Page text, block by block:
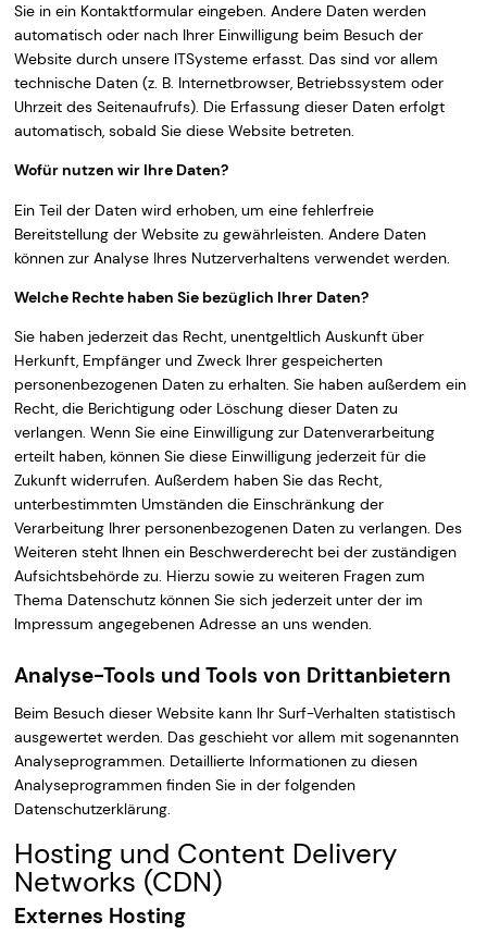
Sie in ein Kontaktformular eingeben. Andere Daten werden
automatisch oder nach Ihrer Einwilligung beim Besuch der
Website durch unsere ITSysteme erfasst. Das sind vor allem
technische Daten (z. B. Internetbrowser, Betriebssystem oder
Uhrzeit des Seitenaufrufs). Die Erfassung dieser Daten erfolgt
automatisch, sobald Sie diese Website betreten.
Wofür nutzen wir Ihre Daten?
Ein Teil der Daten wird erhoben, um eine fehlerfreie
Bereitstellung der Website zu gewährleisten. Andere Daten
können zur Analyse Ihres Nutzerverhaltens verwendet werden.
Welche Rechte haben Sie bezüglich Ihrer Daten?
Sie haben jederzeit das Recht, unentgeltlich Auskunft über
Herkunft, Empfänger und Zweck Ihrer gespeicherten
personenbezogenen Daten zu erhalten. Sie haben außerdem ein
Recht, die Berichtigung oder Löschung dieser Daten zu
verlangen. Wenn Sie eine Einwilligung zur Datenverarbeitung
erteilt haben, können Sie diese Einwilligung jederzeit für die
Zukunft widerrufen. Außerdem haben Sie das Recht,
unterbestimmten Umständen die Einschränkung der
Verarbeitung Ihrer personenbezogenen Daten zu verlangen. Des
Weiteren steht Ihnen ein Beschwerderecht bei der zuständigen
Aufsichtsbehörde zu. Hierzu sowie zu weiteren Fragen zum
Thema Datenschutz können Sie sich jederzeit unter der im
Impressum angegebenen Adresse an uns wenden.
Analyse-Tools und Tools von Drittanbietern
Beim Besuch dieser Website kann Ihr Surf-Verhalten statistisch
ausgewertet werden. Das geschieht vor allem mit sogenannten
Analyseprogrammen. Detaillierte Informationen zu diesen
Analyseprogrammen finden Sie in der folgenden
Datenschutzerklärung.
Hosting und Content Delivery
Networks (CDN)
Externes Hosting